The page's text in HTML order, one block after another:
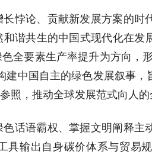
悖论、贡献新发展方案的时
谐共生的中国式现代化在发
全要素生产率提升为方向，
中国自主的绿色发展叙事
照，推动全球发展范式向人的
话语霸权、掌握文明阐释主
具输出自身碳价体系与贸易